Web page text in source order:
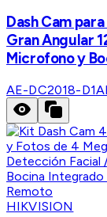
Dash Cam
Gran Angular
Microfono y
AE-DC2018-D1
HIKVISION